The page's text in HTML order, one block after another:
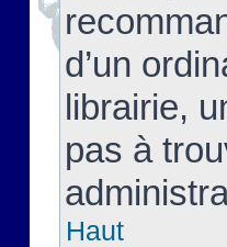
d’un
librairie,
pas à
Haut